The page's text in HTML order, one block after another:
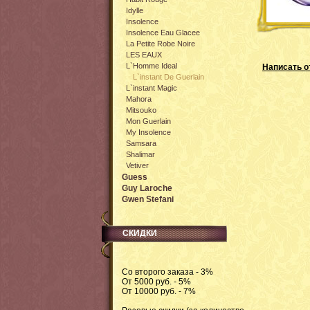
Написать
Idylle
Insolence
Insolence Eau Glacee
La Petite Robe Noire
LES EAUX
L`Homme Ideal
L`instant De Guerlain
L`instant Magic
Mahora
Mitsouko
Mon Guerlain
My Insolence
Samsara
Shalimar
Vetiver
Guess
Guy Laroche
Gwen Stefani
СКИДКИ
Со второго заказа - 3%
От 5000 руб. - 5%
От 10000 руб. - 7%